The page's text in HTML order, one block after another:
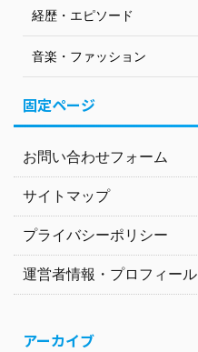
経歴・エピソード
音楽・ファッション
固定ページ
お問い合わせフォーム
サイトマップ
プライバシーポリシー
運営者情報・プロフィール
アーカイブ